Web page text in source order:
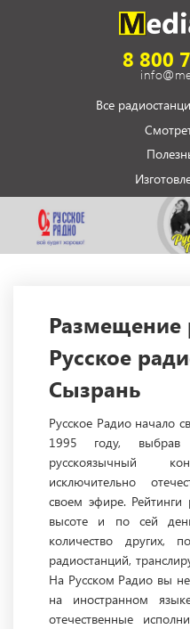
8 800
Все
Размещение
Русское
Сызрань
Русское Радио начало
1995 году, выбрав
русскоязычный
исключительно
своем эфире. Рейтинги
высоте и по сей
количество других,
радиостанций,
На Русском Радио вы
на иностранном
отечественные